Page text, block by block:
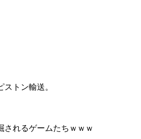
トン輸送。
されるゲームたちｗｗｗ